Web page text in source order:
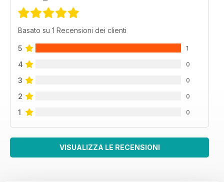
Basato su 1 Recensioni dei clienti
5 1
4 0
3 0
2 0
1 0
VISUALIZZA LE RECENSIONI